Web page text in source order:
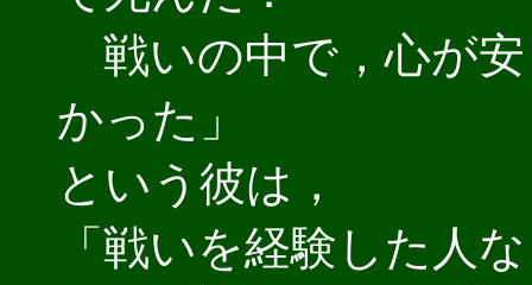
戦いの中で，心が
かった」
という彼は，
「戦いを経験した人